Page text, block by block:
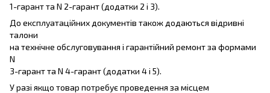
1-гарант та N 2-гарант (додатки 2 і 3).
До експлуатаційних документів також додаються відривні
талони
на технічне обслуговування і гарантійний ремонт за формами
N
3-гарант та N 4-гарант (додатки 4 і 5).
У разі якщо товар потребує проведення за місцем